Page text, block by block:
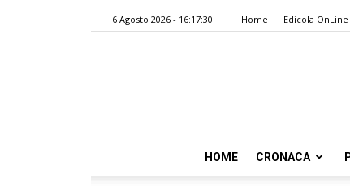
6 Agosto 2026 - 16:17:30 Home Edicola OnLine
HOME CRONACA